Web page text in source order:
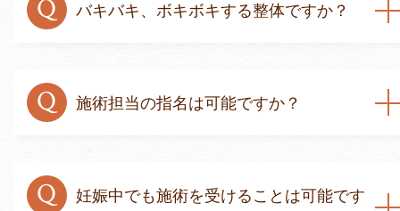
Q バキバキ、ボキボキする整体ですか？
Q 施術担当の指名は可能ですか？
Q
妊娠中でも施術を受けることは可能です